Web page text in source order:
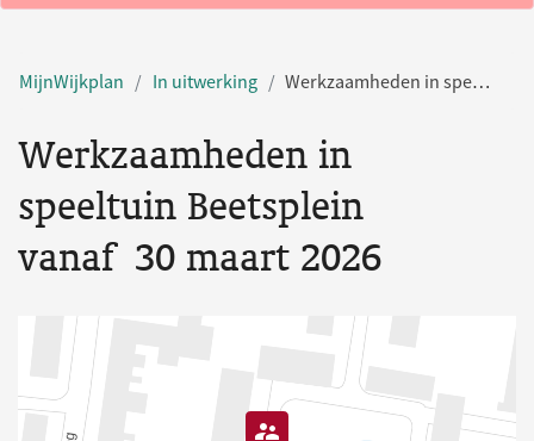
MijnWijkplan In uitwerking Werkzaamheden in speeltuin Beetsplein vanaf 30 maart 2026
Werkzaamheden in
speeltuin Beetsplein
vanaf 30 maart 2026